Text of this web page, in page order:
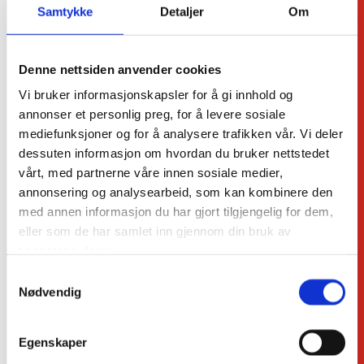
Samtykke Detaljer Om
Denne nettsiden anvender cookies
Vi bruker informasjonskapsler for å gi innhold og
annonser et personlig preg, for å levere sosiale
mediefunksjoner og for å analysere trafikken vår. Vi deler
dessuten informasjon om hvordan du bruker nettstedet
vårt, med partnerne våre innen sosiale medier,
annonsering og analysearbeid, som kan kombinere den
med annen informasjon du har gjort tilgjengelig for dem,
eller som de har samlet inn gjennom din bruk av
Nødvendig
Egenskaper
prosjektering til utførelse og oppfølging.
Grunnarbeid
Vi utfører grunnarbeid for private og
næringskunder, inkludert tomteutgraving,
støttemurer og fjerning av oljetanker.
Vann og avløp
Vi bygger og rehabiliterer vann- og
Vegbygging og -rehabilitering